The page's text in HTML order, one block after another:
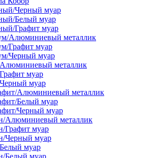
Черный муар
Белый муар
Графит муар
Алюминиевый металлик
Графит муар
Черный муар
металлик
муар
муар
Алюминиевый металлик
Белый муар
Черный муар
Алюминиевый металлик
Графит муар
Черный муар
муар
Белый муар